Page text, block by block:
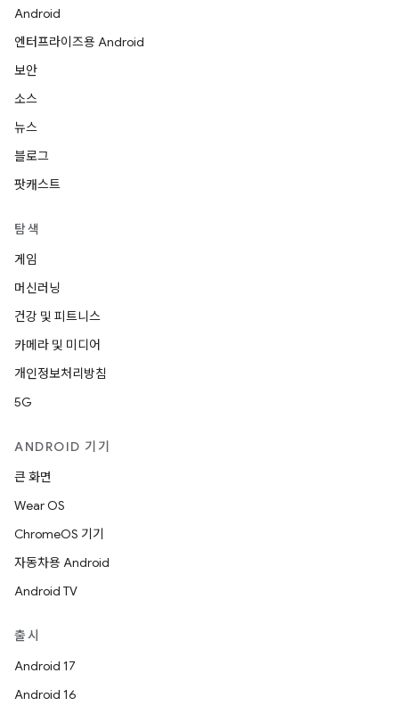
Android
엔터프라이즈용 Android
보안
소스
뉴스
블로그
팟캐스트
탐색
게임
머신러닝
건강 및 피트니스
카메라 및 미디어
개인정보처리방침
5G
ANDROID 기기
큰 화면
Wear OS
ChromeOS 기기
자동차용 Android
Android TV
출시
Android 17
Android 16